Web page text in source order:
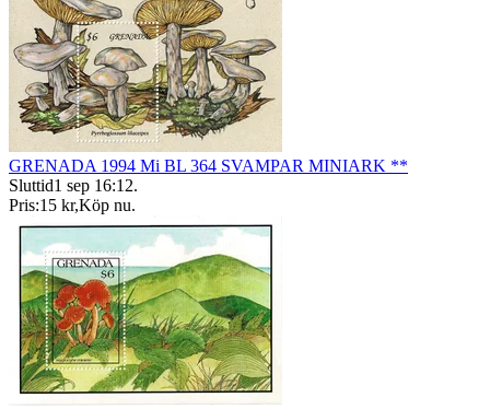
GRENADA 1994 Mi BL 364 SVAMPAR MINIARK **
Sluttid1 sep 16:12.
Pris:15 kr,Köp nu.